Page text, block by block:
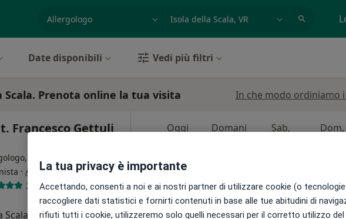
Date disponibili Vedi più filtri
Scala. Prenota online la tua visita In che modo ordiniamo
Francesco Gettuli
Medico competente,
· Altro
2 recensioni
Scala Mappa
Oggi Domani Sab, Dom,
Non ci sono agende disponibili!
Chiedi di attivare le prenotazioni
La tua privacy è importante
Accettando, consenti a noi e ai nostri partner di utilizzare cookie (o
raccogliere dati statistici e fornirti contenuti in base alle tue abitudini di
rifiuti tutti i cookie, utilizzeremo solo quelli necessari per il corretto utilizzo